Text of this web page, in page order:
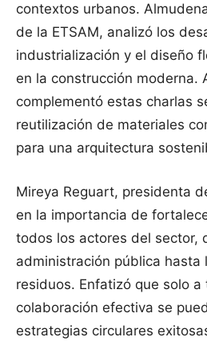
contextos urbanos.
de la ETSAM, analizó los
industrialización y el diseño
en la construcción moderna.
complementó estas charlas
reutilización de materiales
para una arquitectura
Mireya Reguart, presidenta
en la importancia de
todos los actores del sector,
administración pública hasta
residuos. Enfatizó que solo a
colaboración efectiva se
estrategias circulares